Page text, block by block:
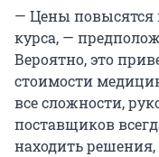
— Цены повысятся
курса, —
Вероятно, это
стоимости
все сложности,
поставщиков
находить решения,